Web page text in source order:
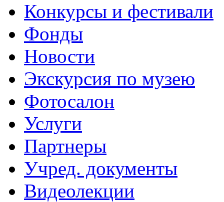
Конкурсы и фестивали
Фонды
Новости
Экскурсия по музею
Фотосалон
Услуги
Партнеры
Учред. документы
Видеолекции